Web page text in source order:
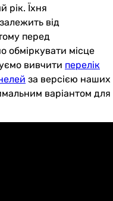
рік. Їхня
від
перед
обміркувати місце
вивчити перелік
за версією наших
варіантом для